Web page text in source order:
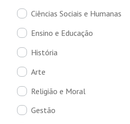
Ciências Sociais e Humanas
Ensino e Educação
História
Arte
Religião e Moral
Gestão